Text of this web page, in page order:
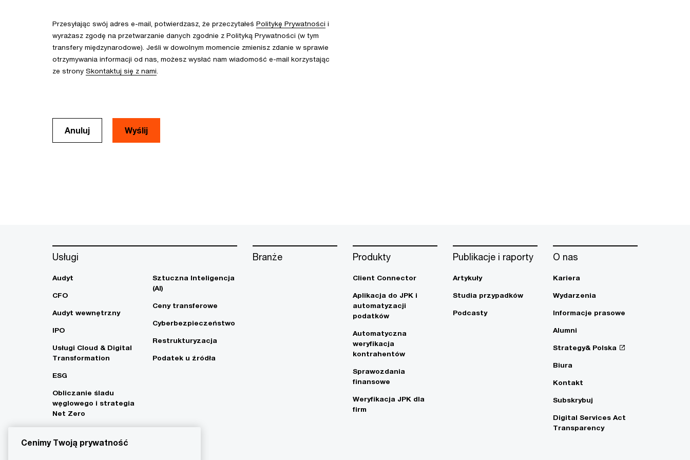
Przesyłając swój adres e-mail, potwierdzasz, że przeczytałeś Politykę Prywatności i
wyrażasz zgodę na przetwarzanie danych zgodnie z Polityką Prywatności (w tym
transfery międzynarodowe). Jeśli w dowolnym momencie zmienisz zdanie w sprawie
otrzymywania informacji od nas, możesz wysłać nam wiadomość e-mail korzystając
ze strony Skontaktuj się z nami
Anuluj
Usługi
Audyt
CFO
Audyt wewnętrzny
IPO
Usługi Cloud & Digital
Transformation
ESG
Obliczanie śladu
węglowego i strategia
Net Zero
Sztuczna Inteligencja
(AI)
Ceny transferowe
Cyberbezpieczeństwo
Restrukturyzacja
Podatek u źródła
Branże Produkty
Client Connector
Aplikacja do JPK i
automatyzacji
podatków
Automatyczna
weryfikacja
kontrahentów
Sprawozdania
finansowe
Weryfikacja JPK dla
firm
Publikacje i raporty
Artykuły
Studia przypadków
Podcasty
O nas
Kariera
Wydarzenia
Informacje prasowe
Alumni
Strategy& Polska
Biura
Kontakt
Subskrybuj
Digital Services Act
Transparency
Cenimy Twoją prywatność